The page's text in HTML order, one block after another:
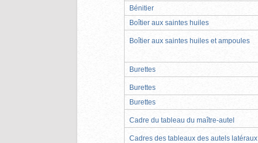
Bénitier
Boîtier aux saintes huiles
Boîtier aux saintes huiles et ampoules
Burettes
Burettes
Burettes
Cadre du tableau du maître-autel
Cadres des tableaux des autels latéraux